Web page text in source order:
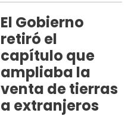
El Gobierno
retiró el
capítulo que
ampliaba la
venta de tierras
a extranjeros